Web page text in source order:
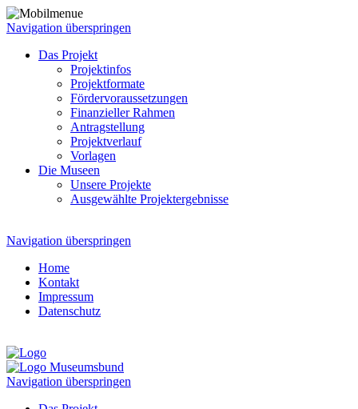
Navigation überspringen
Das Projekt
Projektinfos
Projektformate
Fördervoraussetzungen
Finanzieller Rahmen
Antragstellung
Projektverlauf
Vorlagen
Die Museen
Unsere Projekte
Ausgewählte Projektergebnisse
Navigation überspringen
Home
Kontakt
Impressum
Datenschutz
Navigation überspringen